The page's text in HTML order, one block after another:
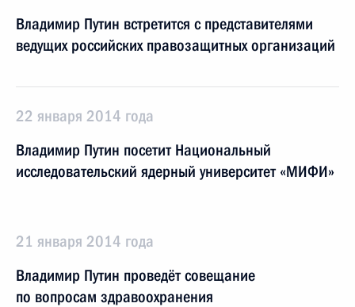
Владимир Путин встретится с представителями
ведущих российских правозащитных организаций
22 января 2014 года
Владимир Путин посетит Национальный
исследовательский ядерный университет «МИФИ»
21 января 2014 года
Владимир Путин проведёт совещание
по вопросам здравоохранения